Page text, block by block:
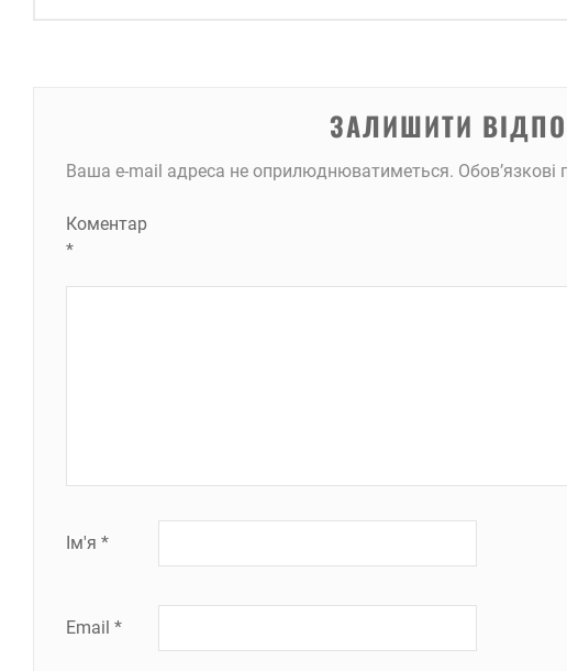
ЗАЛИШИТИ
Ваша e-mail адреса не оприлюднюватиметься. Обов’язкові
Коментар
*
Ім'я *
Email *